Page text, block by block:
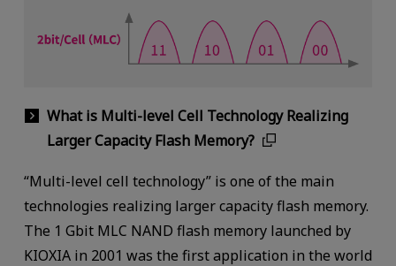
What is Multi-level Cell Technology Realizing
Larger Capacity Flash Memory?
“Multi-level cell technology” is one of the main
technologies realizing larger capacity flash memory.
The 1 Gbit MLC NAND flash memory launched by
KIOXIA in 2001 was the first application in the world